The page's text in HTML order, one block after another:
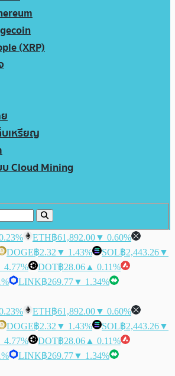
(XRP)
บเหรียญ
Cloud Mining
ETH฿61,892.00▼ 0.60%
DOGE฿2.32 ▼ 1.43% SOL฿2,443.26▼
4.77% DOT฿28.06 ▲ 0.11%
LINK฿269.77▼ 1.34%
ETH฿61,892.00▼ 0.60%
DOGE฿2.32 ▼ 1.43% SOL฿2,443.26▼
4.77% DOT฿28.06 ▲ 0.11%
LINK฿269.77▼ 1.34%